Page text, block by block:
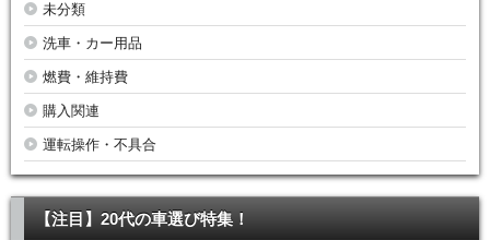
未分類
洗車・カー用品
燃費・維持費
購入関連
運転操作・不具合
【注目】20代の車選び特集！